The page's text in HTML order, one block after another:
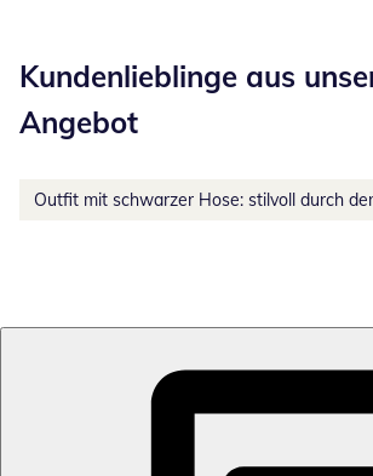
Kundenlieblinge aus
Angebot
Outfit mit schwarzer Hose: stilvoll durch